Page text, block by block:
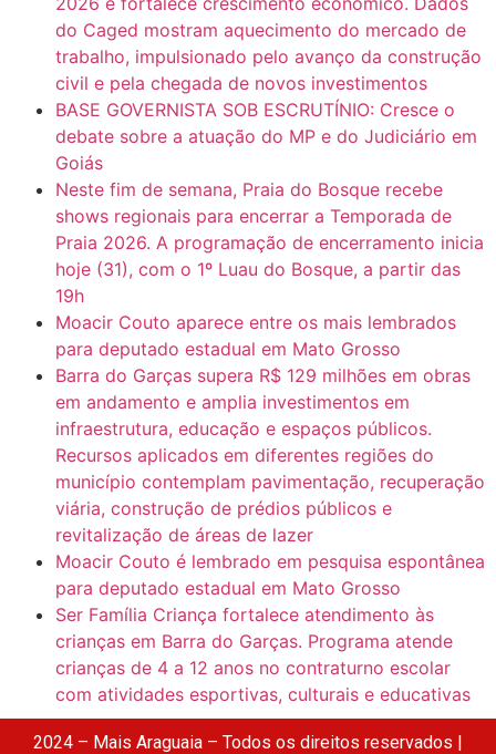
do Caged mostram aquecimento do mercado de
trabalho, impulsionado pelo avanço da construção
civil e pela chegada de novos investimentos
BASE GOVERNISTA SOB ESCRUTÍNIO: Cresce o
debate sobre a atuação do MP e do Judiciário em
Goiás
Neste fim de semana, Praia do Bosque recebe
shows regionais para encerrar a Temporada de
Praia 2026. A programação de encerramento inicia
hoje (31), com o 1º Luau do Bosque, a partir das
19h
Moacir Couto aparece entre os mais lembrados
para deputado estadual em Mato Grosso
Barra do Garças supera R$ 129 milhões em obras
em andamento e amplia investimentos em
infraestrutura, educação e espaços públicos.
Recursos aplicados em diferentes regiões do
município contemplam pavimentação, recuperação
viária, construção de prédios públicos e
revitalização de áreas de lazer
Moacir Couto é lembrado em pesquisa espontânea
para deputado estadual em Mato Grosso
Ser Família Criança fortalece atendimento às
crianças em Barra do Garças. Programa atende
crianças de 4 a 12 anos no contraturno escolar
com atividades esportivas, culturais e educativas
2024 – Mais Araguaia – Todos os direitos reservados |